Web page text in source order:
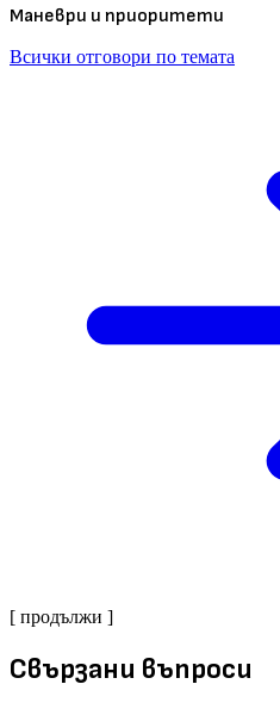
Маневри и приоритети
Всички отговори по темата
[ продължи ]
Свързани въпроси